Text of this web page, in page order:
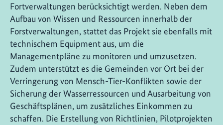
Fortverwaltungen berücksichtigt werden. Neben dem
Aufbau von Wissen und Ressourcen innerhalb der
Forstverwaltungen, stattet das Projekt sie ebenfalls mit
technischem Equipment aus, um die
Managementpläne zu monitoren und umzusetzen.
Zudem unterstützt es die Gemeinden vor Ort bei der
Verringerung von Mensch-Tier-Konflikten sowie der
Sicherung der Wasserressourcen und Ausarbeitung von
Geschäftsplänen, um zusätzliches Einkommen zu
schaffen. Die Erstellung von Richtlinien, Pilotprojekten